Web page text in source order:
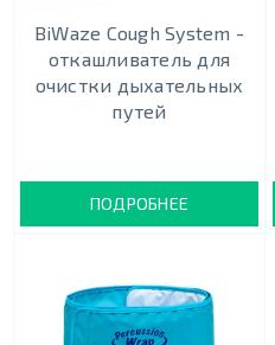
BiWaze Cough System -
откашливатель для
очистки дыхательных
путей
ПОДРОБНЕЕ